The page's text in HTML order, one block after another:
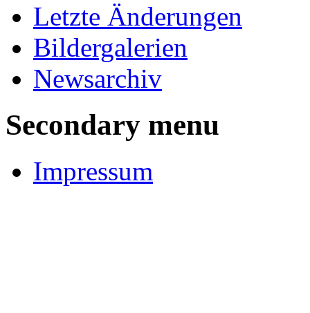
Letzte Änderungen
Bildergalerien
Newsarchiv
Secondary menu
Impressum